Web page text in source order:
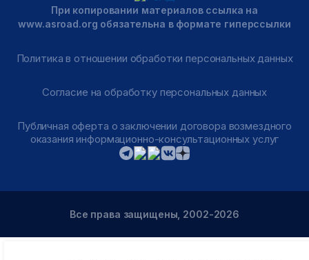
При копировании материалов ссылка на
www.asroad.org обязательна в формате гиперссылки
Политика в отношении обработки персональных данных
Согласие на обработку персональных данных
Публичная оферта о заключении договора возмездного
оказания информационно-консультационных услуг
Все права защищены, 2002-2026